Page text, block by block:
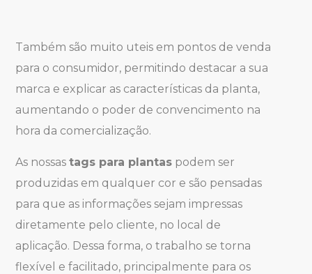
Também são muito uteis em pontos de venda
para o consumidor, permitindo destacar a sua
marca e explicar as características da planta,
aumentando o poder de convencimento na
hora da comercialização.
As nossastags para plantas podem ser
produzidas em qualquer cor e são pensadas
para que as informações sejam impressas
diretamente pelo cliente, no local de
aplicação. Dessa forma, o trabalho se torna
flexível e facilitado, principalmente para os